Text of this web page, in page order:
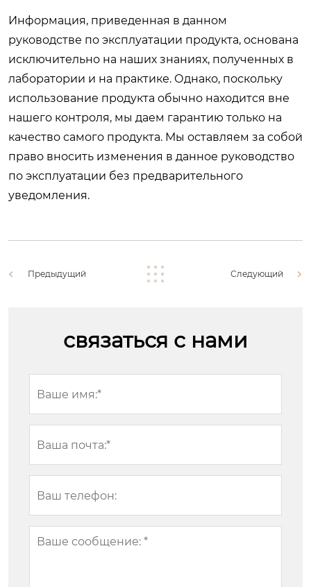
Информация, приведенная в данном
руководстве по эксплуатации продукта, основана
исключительно на наших знаниях, полученных в
лаборатории и на практике. Однако, поскольку
использование продукта обычно находится вне
нашего контроля, мы даем гарантию только на
качество самого продукта. Мы оставляем за собой
право вносить изменения в данное руководство
по эксплуатации без предварительного
уведомления.
Предыдущий Следующий
связаться с нами